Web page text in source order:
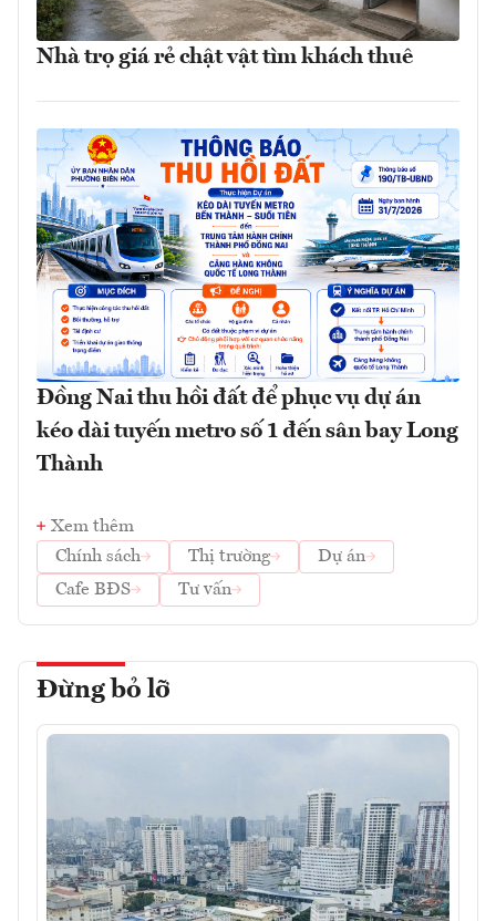
Nhà trọ giá rẻ chật vật tìm khách thuê
Đồng Nai thu hồi đất để phục vụ dự án
kéo dài tuyến metro số 1 đến sân bay Long
Thành
Xem thêm
Chính sách
Thị trường
Dự án
Cafe BĐS
Tư vấn
Đừng bỏ lỡ